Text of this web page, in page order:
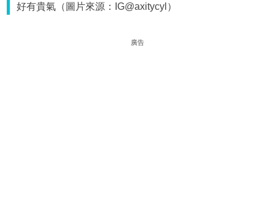
好有貴氣（圖片來源：IG@axitycyl）
廣告